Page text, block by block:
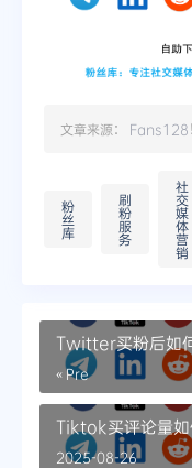
文章来源： Fans128！
粉
丝
库
刷
粉
服
务
社
交
媒
体
营
销
Twitter买粉后如
容故事化
« Pre
Tiktok买评论量如
健康增长
2025-08-26